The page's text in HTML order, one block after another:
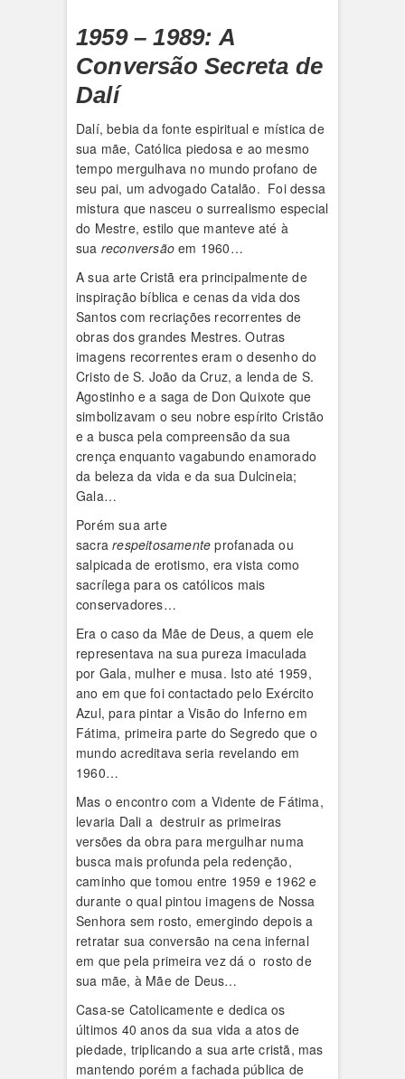
1959 – 1989: A
Conversão Secreta de
Dalí
Dalí, bebia da fonte espiritual e mística de
sua mãe, Católica piedosa e ao mesmo
tempo mergulhava no mundo profano de
seu pai, um advogado Catalão. Foi dessa
mistura que nasceu o surrealismo especial
do Mestre, estilo que manteve até à
sua reconversãoem 1960…
A sua arte Cristã era principalmente de
inspiração bíblica e cenas da vida dos
Santos com recriações recorrentes de
obras dos grandes Mestres. Outras
imagens recorrentes eram o desenho do
Cristo de S. João da Cruz, a lenda de S.
Agostinho e a saga de Don Quixote que
simbolizavam o seu nobre espírito Cristão
e a busca pela compreensão da sua
crença enquanto vagabundo enamorado
da beleza da vida e da sua Dulcineia;
Gala…
Porém sua arte
sacrarespeitosamenteprofanada ou
salpicada de erotismo, era vista como
sacrílega para os católicos mais
conservadores…
Era o caso da Mãe de Deus, a quem ele
representava na sua pureza imaculada
por Gala, mulher e musa. Isto até 1959,
ano em que foi contactado pelo Exército
Azul, para pintar a Visão do Inferno em
Fátima, primeira parte do Segredo que o
mundo acreditava seria revelando em
1960…
Mas o encontro com a Vidente de Fátima,
levaria Dali a destruir as primeiras
versões da obra para mergulhar numa
busca mais profunda pela redenção,
caminho que tomou entre 1959 e 1962 e
durante o qual pintou imagens de Nossa
Senhora sem rosto, emergindo depois a
retratar sua conversão na cena infernal
em que pela primeira vez dá o rosto de
sua mãe, à Mãe de Deus…
Casa-se Catolicamente e dedica os
últimos 40 anos da sua vida a atos de
piedade, triplicando a sua arte cristã, mas
mantendo porém a fachada pública de